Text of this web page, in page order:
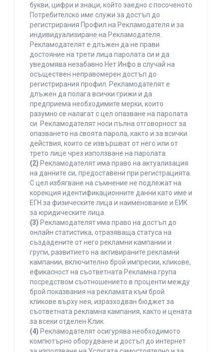
букви, цифри и знаци, който заедно с посоченото
Потребителско име служи за достъп до
регистрирания Профил на Рекламодателя и за
индивидуализиране на Рекламодателя.
Рекламодателят е длъжен да не прави
достояние на трети лица паролата си и да
уведомява незабавно Нет Инфо в случай на
осъществен неправомерен достъп до
регистрирания профил. Рекламодателят е
длъжен да полага всички грижи и да
предприема необходимите мерки, които
разумно се налагат с цел опазване на паролата
си. Рекламодателят носи пълна отговорност за
опазването на своята парола, както и за всички
действия, които се извършват от него или от
трето лице чрез използване на паролата.
(2) Рекламодателят има право на актуализация
на данните си, предоставени при регистрацията.
С цел избягване на съмнение не подлежат на
корекция идентификационните данни като име и
ЕГН за физическите лица и наименование и ЕИК
за юридическите лица.
(3) Рекламодателят има право на достъп до
онлайн статистика, отразяваща статуса на
създадените от него рекламни кампании и
групи, развитието на активираните рекламни
кампании, включително брой импресии, кликове,
ефикасност на съответната Рекламна група
посредством съотношението в проценти между
брой показвания на рекламата към брой
кликове върху нея, изразходван бюджет за
съответната рекламна кампания, както и цената
за всеки отделен Клик.
(4) Рекламодателят осигурява необходимото
компютърно оборудване и достъп до интернет